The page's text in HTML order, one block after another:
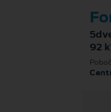
92